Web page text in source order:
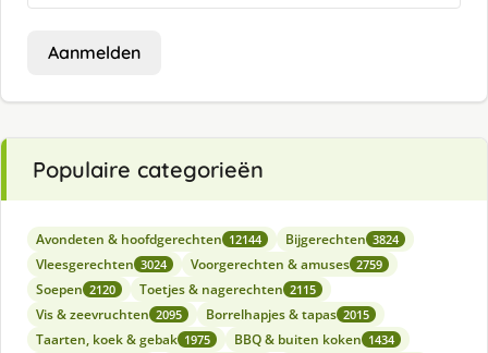
Aanmelden
Populaire categorieën
Avondeten & hoofdgerechten 12144 Bijgerechten 3824
Vleesgerechten 3024 Voorgerechten & amuses 2759
Soepen 2120 Toetjes & nagerechten 2115
Vis & zeevruchten 2095 Borrelhapjes & tapas 2015
Taarten, koek & gebak 1975 BBQ & buiten koken 1434